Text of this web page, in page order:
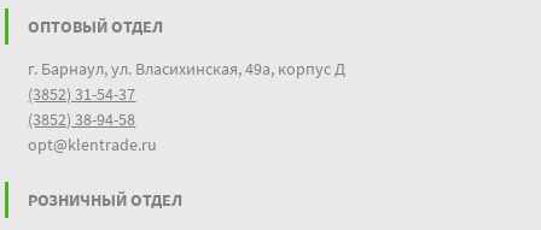
ОПТОВЫЙ ОТДЕЛ
г. Барнаул, ул. Власихинская, 49а, корпус Д
(3852) 31-54-37
(3852) 38-94-58
opt@klentrade.ru
РОЗНИЧНЫЙ ОТДЕЛ